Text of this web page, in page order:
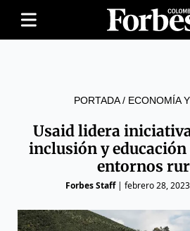
PORTADA/ ECONOMÍA
Usaid lidera
inclusión y
entornos
Forbes Staff| febrero 28,